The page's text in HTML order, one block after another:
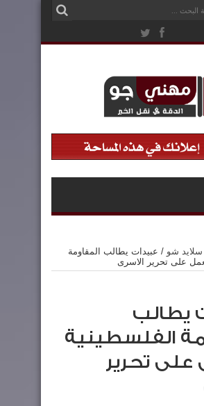
سلايد شو / عبيدات يطالب المقاومة
على تحرير الاسرى
يطالب
الفلسطينية
على تحرير